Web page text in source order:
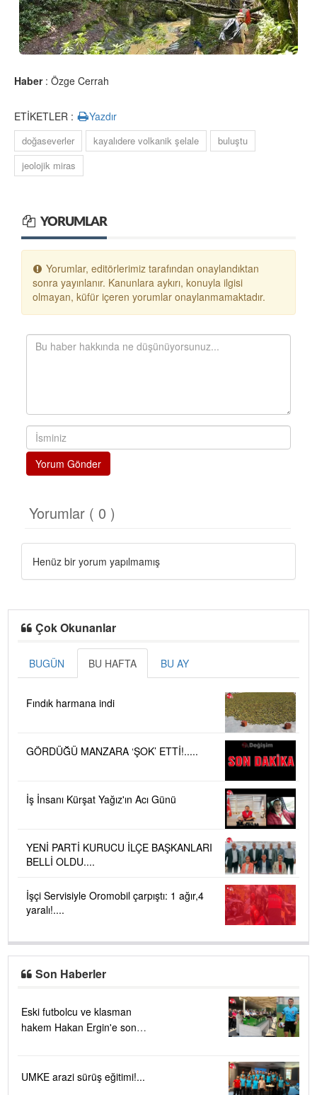
Haber: Özge Cerrah
ETİKETLER : Yazdır
doğaseverler kayalıdere volkanik şelale
buluştu
jeolojik miras
YORUMLAR
Yorumlar, editörlerimiz tarafından onaylandıktan
sonra yayınlanır. Kanunlara aykırı, konuyla ilgisi
olmayan, küfür içeren yorumlar onaylanmamaktadır.
Yorum Gönder
Yorumlar ( 0 )
Henüz bir yorum yapılmamış
Çok Okunanlar
BUGÜN BU HAFTA BU AY
Fındık harmana indi
GÖRDÜĞÜ MANZARA ‘ŞOK’ ETTİ!.....
İş İnsanı Kürşat Yağız'ın Acı Günü
YENİ PARTİ KURUCU İLÇE BAŞKANLARI
BELLİ OLDU....
İşçi Servisiyle Oromobil çarpıştı: 1 ağır,4
yaralı!....
Son Haberler
Eski futbolcu ve klasman
hakem Hakan Ergin'e son
UMKE arazi sürüş eğitimi!...